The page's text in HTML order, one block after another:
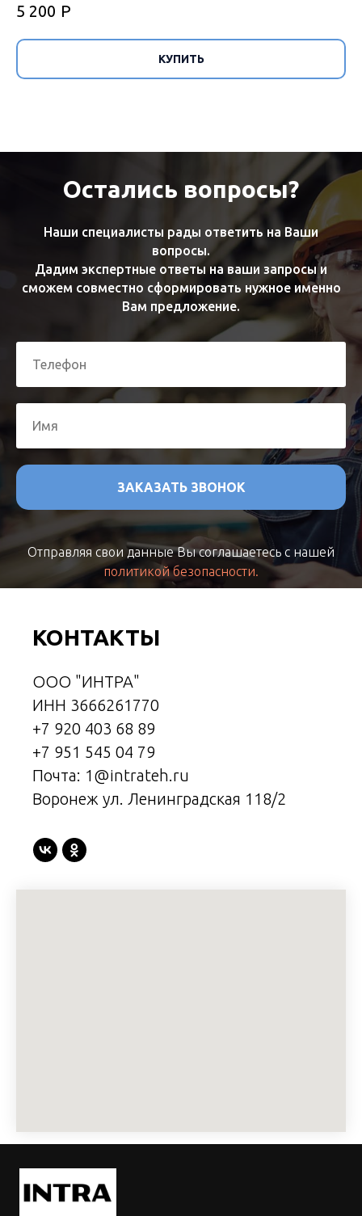
5 200 Р
КУПИТЬ
Остались вопросы?
Наши специалисты рады ответить на Ваши
вопросы.
Дадим экспертные ответы на ваши запросы и
сможем совместно сформировать нужное именно
Вам предложение.
ЗАКАЗАТЬ ЗВОНОК
Отправляя свои данные Вы соглашаетесь с нашей
политикой безопасности.
КОНТАКТЫ
ООО "ИНТРА"
ИНН 3666261770
+7 920 403 68 89
+7 951 545 04 79
Почта: 1@intrateh.ru
Воронеж ул. Ленинградская 118/2